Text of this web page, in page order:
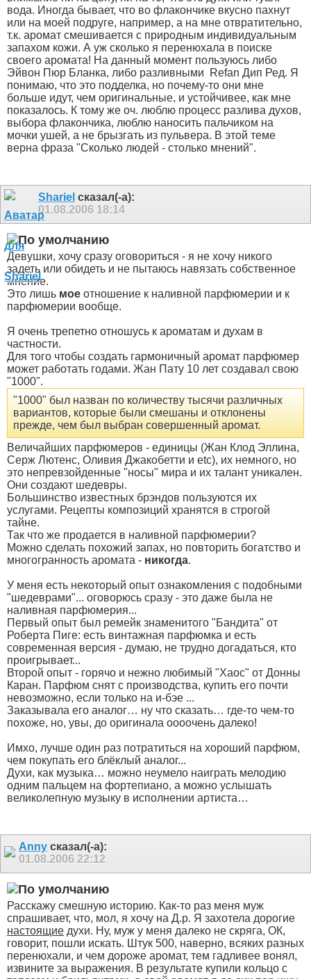
вода. Иногда бывает, что во флакончике вкусно пахнут
или на моей подруге, например, а на мне отвратительно,
т.к. аромат смешивается с природным индивидуальным
запахом кожи. А уж сколько я перенюхала в поиске
своего аромата! На данный момент пользуюсь либо
Эйвон Пюр Бланка, либо разливными
Refan Дип Ред. Я
понимаю, что это подделка, но почему-то они мне
больше идут, чем оригинальные, и устойчивее, как мне
показалось. К тому же оч. люблю процесс разлива духов,
выбора флакончика, люблю наносить пальчиком на
мочки ушей, а не брызгать из пульвера. В этой теме
верна фраза "Сколько людей - столько мнений".
Shariel сказал(-а):
01.08.2006 18:14
Девушки, хочу сразу оговориться - я не хочу никого
задеть или обидеть и не пытаюсь навязать собственное
мнение.
Это лишь мое отношение к наливной парфюмерии и к
парфюмерии вообще.
Я очень трепетно отношусь к ароматам и духам в
частности.
Для того чтобы создать гармоничный аромат парфюмер
может работать годами. Жан Пату 10 лет создавал свою
"1000".
"1000" был назван по количеству тысячи различных
вариантов, которые были смешаны и отклонены
прежде, чем был выбран совершенный аромат.
Величайших парфюмеров - единицы (Жан Клод Эллина,
Серж Лютенс, Оливия Джакобетти и etc), их немного, но
это непревзойденные "носы" мира и их талант уникален.
Они создают шедевры.
Большинство известных брэндов пользуются их
услугами. Рецепты композиций хранятся в строгой
тайне.
Так что же продается в наливной парфюмерии?
Можно сделать похожий запах, но повторить богатство и
многогранность аромата - никогда.
У меня есть некоторый опыт ознакомления с подобными
"шедеврами"... оговорюсь сразу - это даже была не
наливная парфюмерия...
Первый опыт был ремейк знаменитого "Бандита" от
Роберта Пиге: есть винтажная парфюмка и есть
современная версия - думаю, не трудно догадаться, кто
проигрывает...
Второй опыт - горячо и нежно любимый "Хаос" от Донны
Каран. Парфюм снят с производства, купить его почти
невозможно, если только на и-бэе ...
Заказывала его аналог… ну что сказать… где-то чем-то
похоже, но, увы, до оригинала оооочень далеко!
Имхо, лучше один раз потратиться на хороший парфюм,
чем покупать его блёклый аналог...
Духи, как музыка… можно неумело наиграть мелодию
одним пальцем на фортепиано, а можно услышать
великолепную музыку в исполнении артиста…
Anny сказал(-а):
01.08.2006 22:12
Расскажу смешную историю. Как-то раз меня муж
спрашивает, что, мол, я хочу на Д.р. Я захотела дорогие
настоящие духи. Ну, муж у меня далеко не скряга, ОК,
говорит, пошли искать. Штук 500, наверно, всяких разных
перенюхали, и чем дороже аромат, тем гадливее вонял,
извините за выражения. В результате купили кольцо с